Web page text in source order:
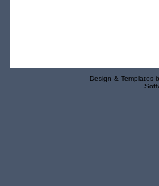
Design & Templates